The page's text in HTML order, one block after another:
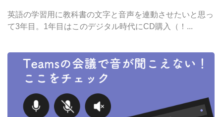
英語の学習用に教科書の文字と音声を連動させたいと思っ
て3年目。1年目はこのデジタル時代にCD購入（！...